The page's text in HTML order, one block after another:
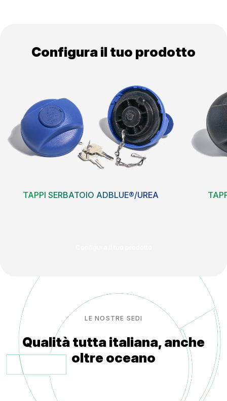
Configura il tuo prodotto
TAPPI SERBATOIO ADBLUE®/UREA
LE NOSTRE SEDI
Qualità tutta italiana, anche
oltre oceano